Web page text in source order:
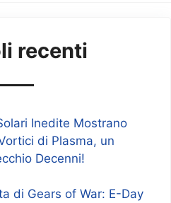
recenti
Inedite Mostrano
di Plasma, un
Decenni!
di Gears of War: E-Day